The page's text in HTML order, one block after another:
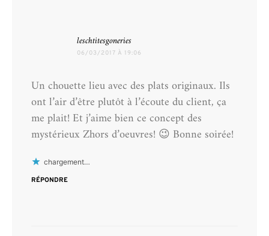
leschtitesgoneries
06/03/2017 À 19:06
Un chouette lieu avec des plats originaux. Ils
ont l’air d’être plutôt à l’écoute du client, ça
me plait! Et j’aime bien ce concept des
mystérieux Zhors d’oeuvres! 😉 Bonne soirée!
chargement…
RÉPONDRE